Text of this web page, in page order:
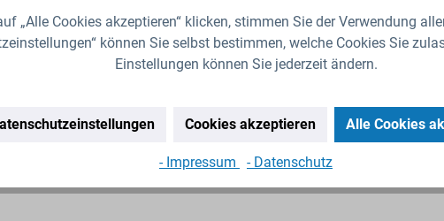
„Alle Cookies akzeptieren“ klicken, stimmen Sie der Verwendung
können Sie selbst bestimmen, welche Cookies Sie
Einstellungen können Sie jederzeit ändern.
Cookies akzeptieren Alle Cookies
- Impressum - Datenschutz